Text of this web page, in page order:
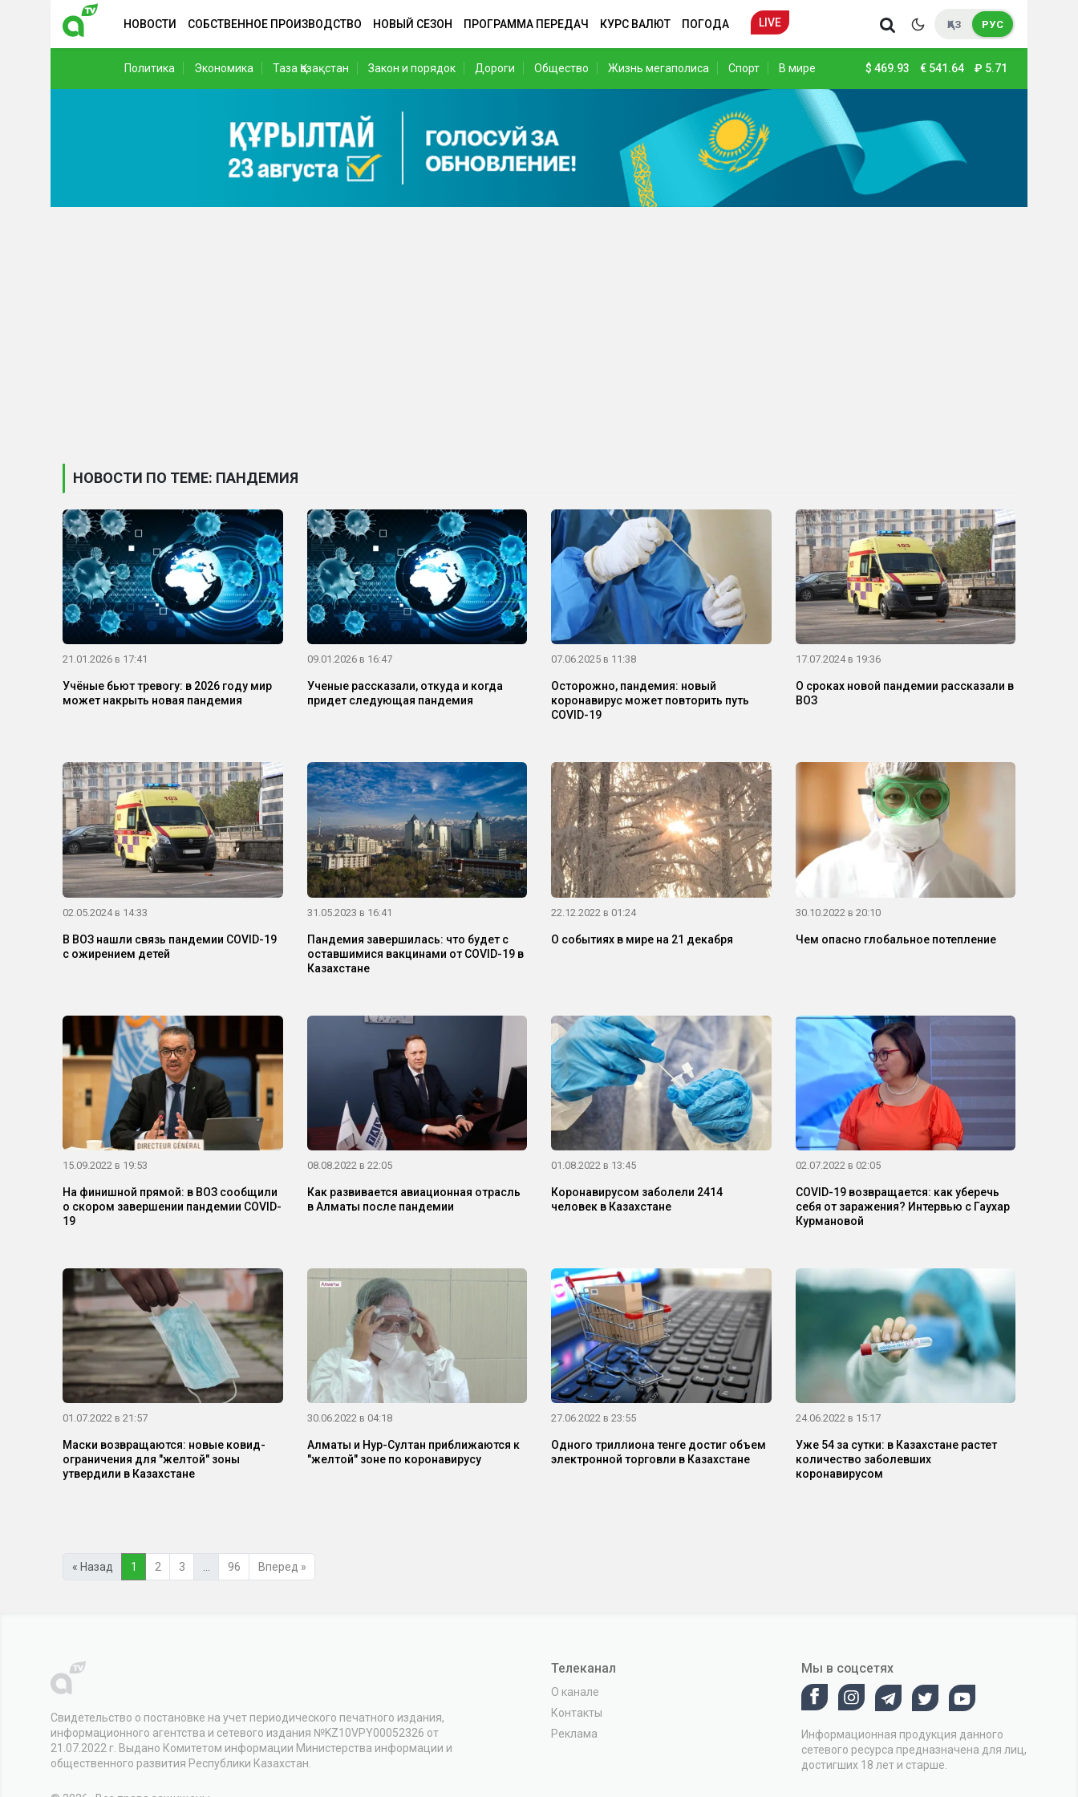
НОВОСТИ СОБСТВЕННОЕ ПРОИЗВОДСТВО НОВЫЙ СЕЗОН ПРОГРАММА ПЕРЕДАЧ КУРС ВАЛЮТ ПОГОДА LIVE ҚАЗ РУС
Политика Экономика Таза Қазақстан Закон и порядок Дороги Общество Жизнь мегаполиса Спорт В мире $ 469.93 € 541.64 ₽ 5.71
НОВОСТИ ПО ТЕМЕ: ПАНДЕМИЯ
21.01.2026 в 17:41
Учёные бьют тревогу: в 2026 году мир
может накрыть новая пандемия
09.01.2026 в 16:47
Ученые рассказали, откуда и когда
придет следующая пандемия
07.06.2025 в 11:38
Осторожно, пандемия: новый
коронавирус может повторить путь
COVID-19
17.07.2024 в 19:36
О сроках новой пандемии рассказали в
ВОЗ
02.05.2024 в 14:33
В ВОЗ нашли связь пандемии COVID-19
с ожирением детей
31.05.2023 в 16:41
Пандемия завершилась: что будет с
оставшимися вакцинами от COVID-19 в
Казахстане
22.12.2022 в 01:24
О событиях в мире на 21 декабря
30.10.2022 в 20:10
Чем опасно глобальное потепление
15.09.2022 в 19:53
На финишной прямой: в ВОЗ сообщили
о скором завершении пандемии COVID-
19
08.08.2022 в 22:05
Как развивается авиационная отрасль
в Алматы после пандемии
01.08.2022 в 13:45
Коронавирусом заболели 2414
человек в Казахстане
02.07.2022 в 02:05
COVID-19 возвращается: как уберечь
себя от заражения? Интервью с Гаухар
Курмановой
01.07.2022 в 21:57
Маски возвращаются: новые ковид-
ограничения для "желтой" зоны
утвердили в Казахстане
30.06.2022 в 04:18
Алматы и Нур-Султан приближаются к
"желтой" зоне по коронавирусу
27.06.2022 в 23:55
Одного триллиона тенге достиг объем
электронной торговли в Казахстане
24.06.2022 в 15:17
Уже 54 за сутки: в Казахстане растет
количество заболевших
коронавирусом
« Назад 1 2 3 96 Вперед »
Свидетельство о постановке на учет периодического печатного издания,
информационного агентства и сетевого издания №KZ10VPY00052326 от
21.07.2022 г. Выдано Комитетом информации Министерства информации и
общественного развития Республики Казахстан.
Телеканал
О канале
Контакты
Реклама
Мы в соцсетях
Информационная продукция данного
сетевого ресурса предназначена для лиц,
достигших 18 лет и старше.